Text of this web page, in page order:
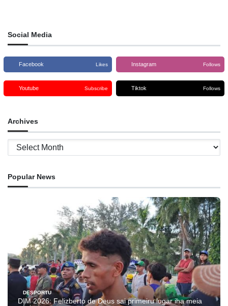
Social Media
Facebook Likes Instagram Follows
Youtube Subscribe Tiktok Follows
Archives
Archives
Popular News
DESPORTU
DIM 2026: Felizberto de Deus sai primeiru lugar iha meia